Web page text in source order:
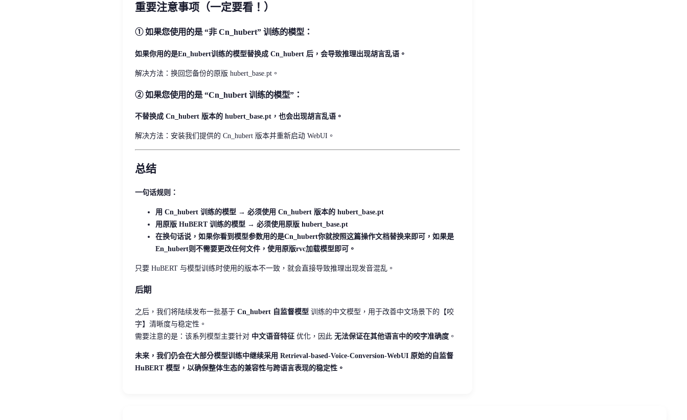
重要注意事项（一定要看！）
① 如果您使用的是 “非 Cn_hubert” 训练的模型：
如果你用的是En_hubert训练的模型替换成 Cn_hubert 后，会导致推理出现胡言乱语。
解决方法：换回您备份的原版 hubert_base.pt。
② 如果您使用的是 “Cn_hubert 训练的模型”：
不替换成 Cn_hubert 版本的 hubert_base.pt，也会出现胡言乱语。
解决方法：安装我们提供的 Cn_hubert 版本并重新启动 WebUI。
总结
一句话规则：
用 Cn_hubert 训练的模型 → 必须使用 Cn_hubert 版本的 hubert_base.pt
用原版 HuBERT 训练的模型 → 必须使用原版 hubert_base.pt
在换句话说，如果你看到模型参数用的是Cn_hubert你就按照这篇操作文档替换来即可，如果是
En_hubert则不需要更改任何文件，使用原版rvc加载模型即可。
只要 HuBERT 与模型训练时使用的版本不一致，就会直接导致推理出现发音混乱。
后期
之后，我们将陆续发布一批基于 Cn_hubert 自监督模型 训练的中文模型，用于改善中文场景下的【咬
字】清晰度与稳定性。
需要注意的是：该系列模型主要针对 中文语音特征 优化，因此 无法保证在其他语言中的咬字准确度 。
未来，我们仍会在大部分模型训练中继续采用 Retrieval-based-Voice-Conversion-WebUI 原始的自监督
HuBERT 模型，以确保整体生态的兼容性与跨语言表现的稳定性。